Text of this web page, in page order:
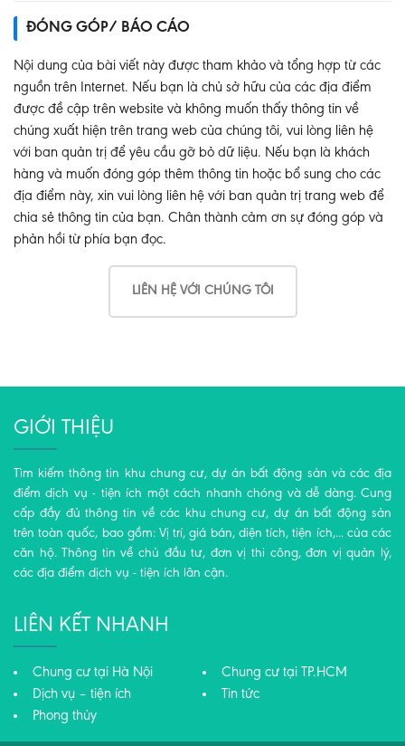
ĐÓNG GÓP/ BÁO CÁO
Nội dung của bài viết này được tham khảo và tổng hợp từ các
nguồn trên Internet. Nếu bạn là chủ sở hữu của các địa điểm
được đề cập trên website và không muốn thấy thông tin về
chúng xuất hiện trên trang web của chúng tôi, vui lòng liên hệ
với ban quản trị để yêu cầu gỡ bỏ dữ liệu. Nếu bạn là khách
hàng và muốn đóng góp thêm thông tin hoặc bổ sung cho các
địa điểm này, xin vui lòng liên hệ với ban quản trị trang web để
chia sẻ thông tin của bạn. Chân thành cảm ơn sự đóng góp và
phản hồi từ phía bạn đọc.
LIÊN HỆ VỚI CHÚNG TÔI
GIỚI THIỆU
Tìm kiếm thông tin khu chung cư, dự án bất động sản và các địa
điểm dịch vụ - tiện ích một cách nhanh chóng và dễ dàng. Cung
cấp đầy đủ thông tin về các khu chung cư, dự án bất động sản
trên toàn quốc, bao gồm: Vị trí, giá bán, diện tích, tiện ích,... của các
căn hộ. Thông tin về chủ đầu tư, đơn vị thi công, đơn vị quản lý,
các địa điểm dịch vụ - tiện ích lân cận.
LIÊN KẾT NHANH
Chung cư tại Hà Nội
Chung cư tại TP.HCM
Dịch vụ – tiện ích
Tin tức
Phong thủy